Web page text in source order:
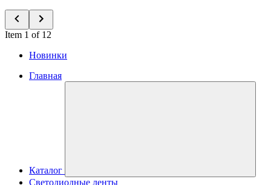
Item 1 of 12
Новинки
Главная
Каталог
Светодиодные ленты